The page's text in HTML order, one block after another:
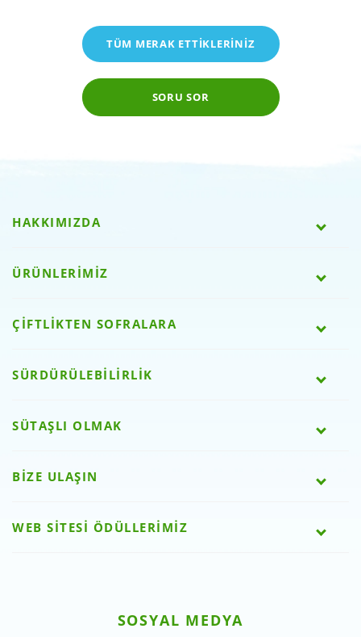
TÜM MERAK ETTİKLERİNİZ
SORU SOR
HAKKIMIZDA
ÜRÜNLERİMİZ
ÇİFTLİKTEN SOFRALARA
SÜRDÜRÜLEBİLİRLİK
SÜTAŞLI OLMAK
BİZE ULAŞIN
WEB SİTESİ ÖDÜLLERİMİZ
SOSYAL MEDYA